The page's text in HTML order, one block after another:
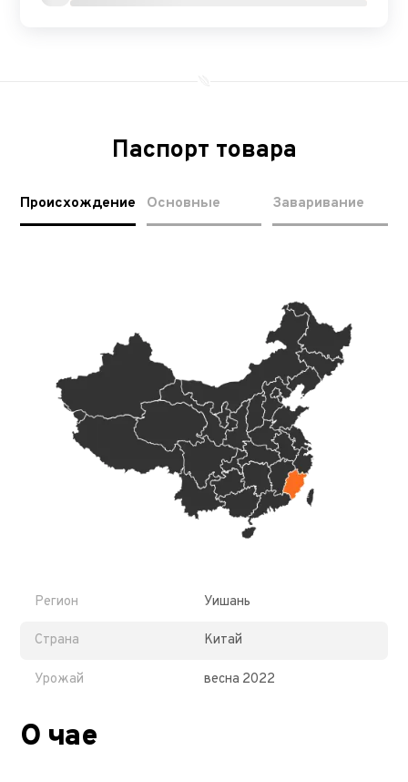
Паспорт товара
Происхождение Основные Заваривание
Регион Уишань
Страна Китай
Урожай весна 2022
О чае